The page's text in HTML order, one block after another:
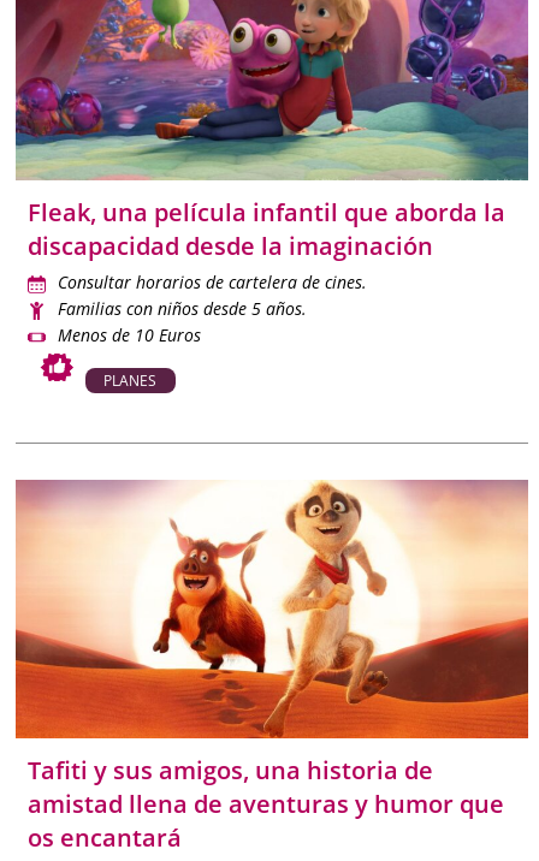
Fleak, una película infantil que aborda la
discapacidad desde la imaginación
Consultar horarios de cartelera de cines.
Familias con niños desde 5 años.
Menos de 10 Euros
PLANES
Tafiti y sus amigos, una historia de
amistad llena de aventuras y humor que
os encantará